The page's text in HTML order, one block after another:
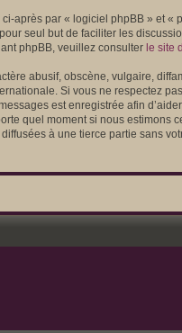
après par « logiciel phpBB » et
seul but de faciliter les
phpBB, veuillez consulter le site
abusif, obscène, vulgaire,
Si vous ne respectez
est enregistrée afin
quel moment si nous
à une tierce partie sans